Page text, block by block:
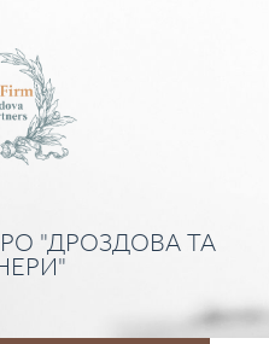
"ДРОЗДОВА ТА